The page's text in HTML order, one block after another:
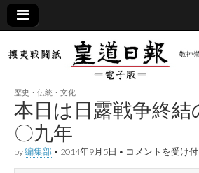
皇道
日報
（防
敬神
尊皇
｜昭
和八
年創
刊
皇道
実
践
歴史・伝統・文化
本日は日露戦争終結
〇九年
by編集部 • 2014年9月5日 • 本
コメントを受け